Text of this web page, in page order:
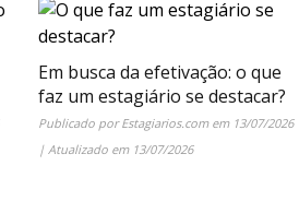
Em busca da efetivação: o que
faz um estagiário se destacar?
Publicado porEstagiarios.comem 13/07/2026
| Atualizado em 13/07/2026